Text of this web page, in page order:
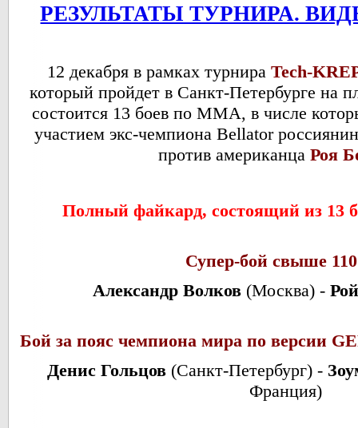
РЕЗУЛЬТАТЫ ТУРНИРА.
12 декабря в рамках турнира Tech-
который пройдет в Санкт-Петербурге на
состоится 13 боев по ММА, в числе
участием экс-чемпиона Bellator
против американцаРоя
Полный файкард, состоящий из 13
Супер-бой свыше
Александр Волков (Москва) -
Бой за пояс чемпиона мира по версии
Денис Гольцов (Санкт-Петербург) -
Франция)